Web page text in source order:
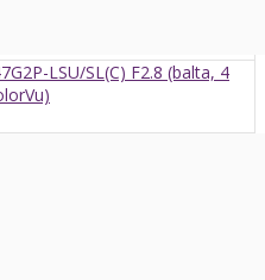
LSU/SL(C) F2.8 (balta, 4